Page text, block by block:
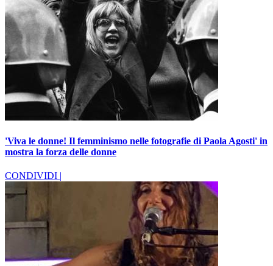
'Viva le donne! Il femminismo nelle fotografie di Paola Agosti' in
mostra la forza delle donne
CONDIVIDI |